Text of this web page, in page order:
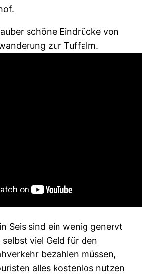
schöne Eindrücke von
zur Tuffalm.
Seis sind ein wenig genervt
selbst viel Geld für den
bezahlen müssen,
alles kostenlos nutzen